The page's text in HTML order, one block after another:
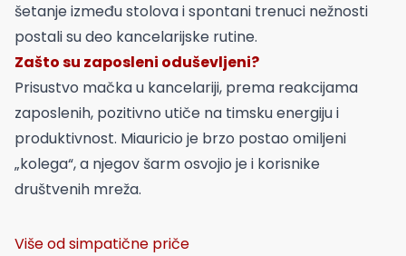
šetanje između stolova i spontani trenuci nežnosti
postali su deo kancelarijske rutine.
Zašto su zaposleni oduševljeni?
Prisustvo mačka u kancelariji, prema reakcijama
zaposlenih, pozitivno utiče na timsku energiju i
produktivnost. Miauricio je brzo postao omiljeni
„kolega“, a njegov šarm osvojio je i korisnike
društvenih mreža.
Više od simpatične priče